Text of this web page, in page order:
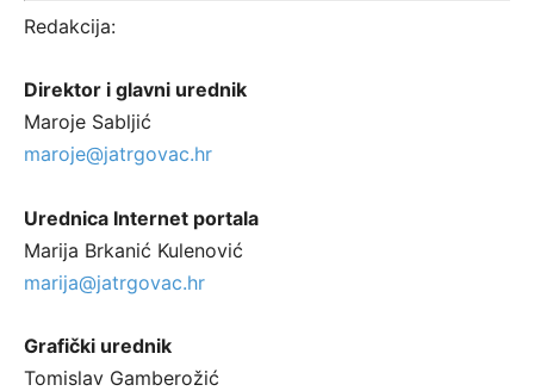
Redakcija:
Direktor i glavni urednik
Maroje Sabljić
maroje@jatrgovac.hr
Urednica Internet portala
Marija Brkanić Kulenović
marija@jatrgovac.hr
Grafički urednik
Tomislav Gamberožić